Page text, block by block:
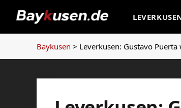
Baykusen > Leverkusen: Gustavo